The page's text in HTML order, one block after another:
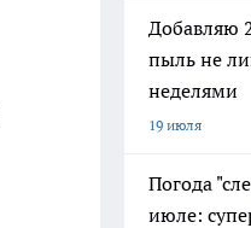
Добавляю
пыль не
неделями
19 июля
Погода
июле: